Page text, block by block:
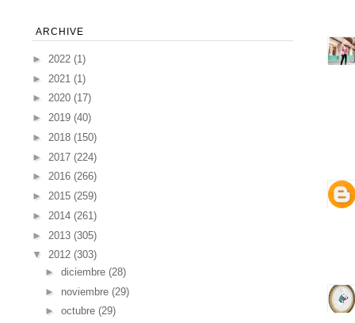
ARCHIVE
► 2022 (1)
► 2021 (1)
► 2020 (17)
► 2019 (40)
► 2018 (150)
► 2017 (224)
► 2016 (266)
► 2015 (259)
► 2014 (261)
► 2013 (305)
▼ 2012 (303)
► diciembre (28)
► noviembre (29)
► octubre (29)